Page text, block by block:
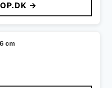
→
cm